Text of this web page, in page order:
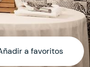
a favoritos